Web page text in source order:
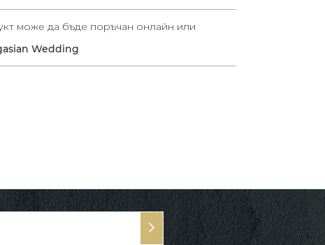
може да бъде поръчан онлайн или
Wedding